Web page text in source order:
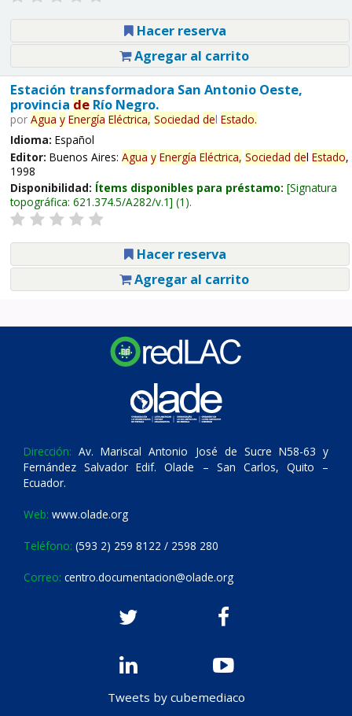
Hacer reserva
Agregar al carrito
Estación transformadora San Antonio Oeste,
provincia deRío Negro.
por Agua y Energía Eléctrica, Sociedad del Estado.
Idioma: Español
Editor: Buenos Aires: Agua y Energía Eléctrica, Sociedad del Estado,
1998
Disponibilidad: Ítems disponibles para préstamo: Signatura
topográfica: 621.374.5/A282/v.1 (1).
Hacer reserva
Agregar al carrito
Dirección: Av. Mariscal Antonio José de Sucre N58-63 y
Fernández Salvador Edif. Olade – San Carlos, Quito –
Ecuador.
Web: www.olade.org
Teléfono: (593 2) 259 8122 / 2598 280
Correo: centro.documentacion@olade.org
Tweets by cubemediaco